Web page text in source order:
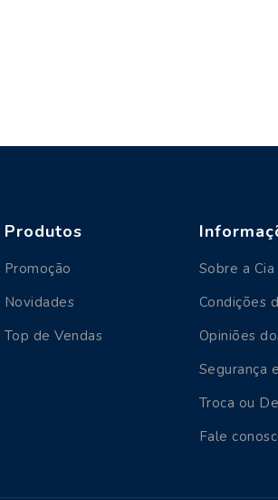
Produtos
Promoção
Novidades
Top de Vendas
Sobre a
Condições
Opiniões
Segurança
Troca ou
Fale